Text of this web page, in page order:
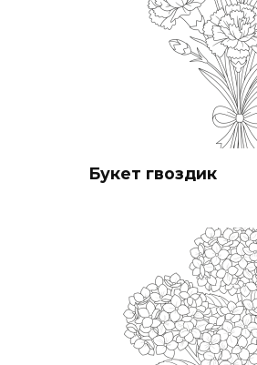
Букет гвоздик